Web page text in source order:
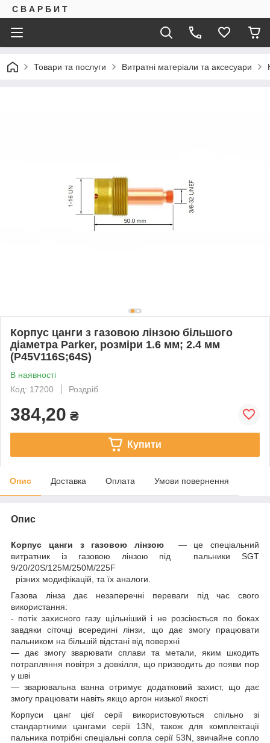
С В А Р Б И Т
Товари та послуги Витратні матеріали та аксесуари
Корпус цанги з газовою лінзою більшого
діаметра Parker, розміри 1.6 мм; 2.4 мм
(P45V116S;64S)
В наявності
Код: 17200
Роздріб
384,20 ₴
Купити
Опис Доставка Оплата Умови повернення
Опис
Корпус цанги з газовою лінзою
— це спеціальний
витратник із газовою лінзою під пальники SGT
9/20/20S/125M/250M/225F
різних модифікацій, та їх аналоги.
Газова лінза дає незаперечні переваги під час свого
використання:
- потік захисного газу щільніший і не розсіюється по боках
завдяки сіточці всередині лінзи, що дає змогу працювати
пальником на більшій відстані від поверхні
— дає змогу зварювати сплави та метали, яким шкодить
потрапляння повітря з довкілля, що призводить до появи пор
у шві
— зварювальна ванна отримує додатковий захист, що дає
змогу працювати навіть якщо аргон низької якості
Корпуси цанг цієї серії використовуються спільно зі
стандартними цангами серії 13N, також для комплектації
пальника потрібні спеціальні сопла серії 53N, звичайне сопло